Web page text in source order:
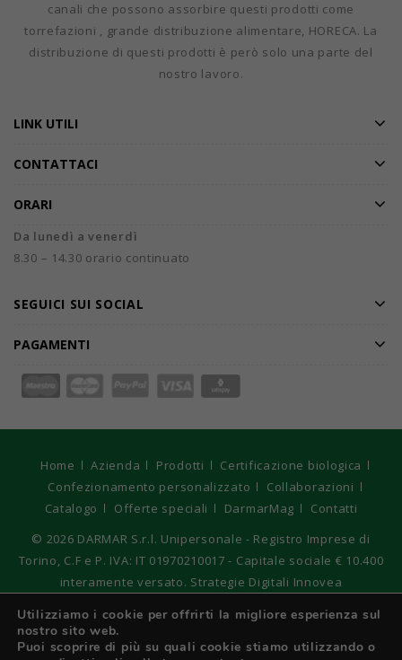
canali che possono assorbire questi prodotti come
torrefazioni , grande distribuzione alimentare, HORECA. La
distribuzione di questi prodotti è però solo una parte del
nostro lavoro.
LINK UTILI
CONTATTACI
ORARI
Da lunedì a venerdì
8.30 – 14.30 orario continuato
SEGUICI SUI SOCIAL
PAGAMENTI
Home Azienda Prodotti
Certificazione biologica
Confezionamento personalizzato
Collaborazioni
Catalogo
Offerte speciali DarmarMag
Contatti
© 2026 DARMAR S.r.l. Unipersonale - Registro Imprese di
Torino, C.F e P. IVA: IT 01970210017 - Capitale sociale € 10.400
interamente versato. Strategie Digitali Innovea
Utilizziamo i cookie per offrirti la migliore esperienza sul
nostro sito web.
Puoi scoprire di più su quali cookie stiamo utilizzando o